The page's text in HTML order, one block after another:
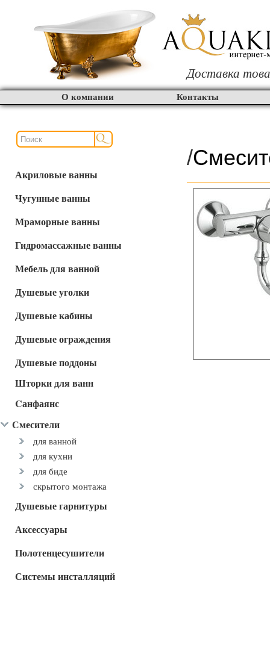
Доставка
О компании Контакты
Акриловые ванны
Чугунные ванны
Мраморные ванны
Гидромассажные ванны
Мебель для ванной
Душевые уголки
Душевые кабины
Душевые ограждения
Душевые поддоны
Шторки для ванн
Cанфаянс
Смесители
для ванной
для кухни
для биде
скрытого монтажа
Душевые гарнитуры
Аксессуары
Полотенцесушители
Системы инсталляций
/